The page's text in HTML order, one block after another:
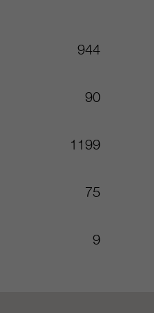
944
90
1199
75
9